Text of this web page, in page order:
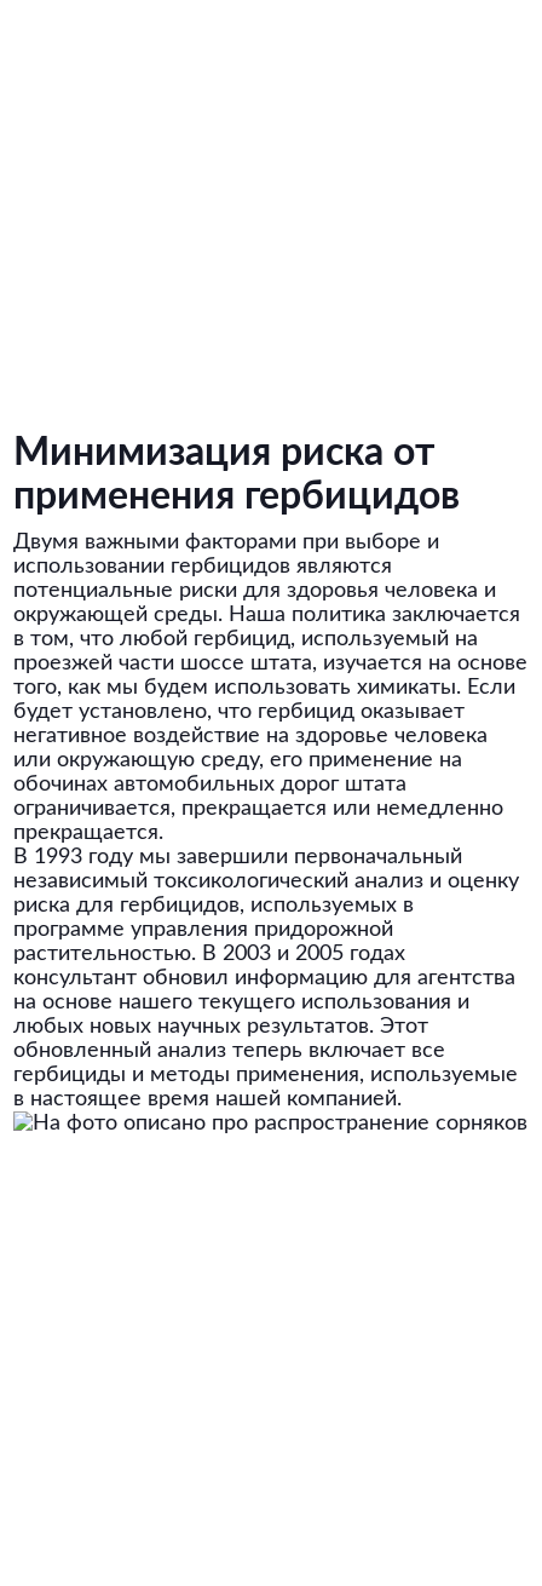
Минимизация риска от
применения гербицидов
Двумя важными факторами при выборе и
использовании гербицидов являются
потенциальные риски для здоровья человека и
окружающей среды. Наша политика заключается
в том, что любой гербицид, используемый на
проезжей части шоссе штата, изучается на основе
того, как мы будем использовать химикаты. Если
будет установлено, что гербицид оказывает
негативное воздействие на здоровье человека
или окружающую среду, его применение на
обочинах автомобильных дорог штата
ограничивается, прекращается или немедленно
прекращается.
В 1993 году мы завершили первоначальный
независимый токсикологический анализ и оценку
риска для гербицидов, используемых в
программе управления придорожной
растительностью. В 2003 и 2005 годах
консультант обновил информацию для агентства
на основе нашего текущего использования и
любых новых научных результатов. Этот
обновленный анализ теперь включает все
гербициды и методы применения, используемые
в настоящее время нашей компанией.